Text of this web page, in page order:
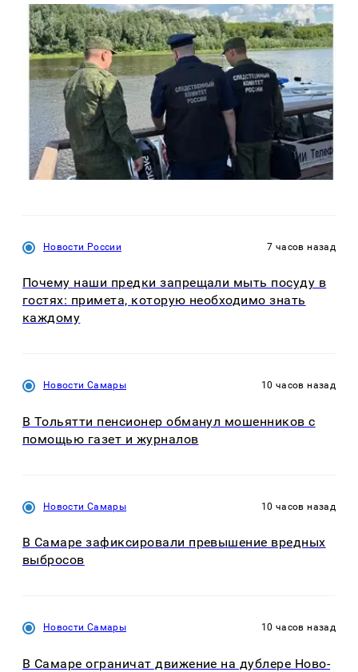
Новости России 7 часов назад
Почему наши предки запрещали мыть посуду в
гостях: примета, которую необходимо знать
каждому
Новости Самары 10 часов назад
В Тольятти пенсионер обманул мошенников с
помощью газет и журналов
Новости Самары 10 часов назад
В Самаре зафиксировали превышение вредных
выбросов
Новости Самары 10 часов назад
В Самаре ограничат движение на дублере Ново-